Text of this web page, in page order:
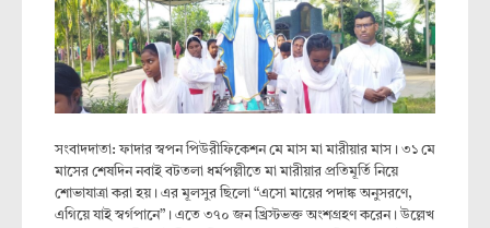
সংবাদদাতা: ফাদার স্বপন পিউরীফিকেশন মে মাস মা মারীয়ার মাস। ৩১ মে
মাসের শেষদিন নবাই বটতলা ধর্মপল্লীতে মা মারীয়ার প্রতিমূর্তি নিয়ে
শোভাযাত্রা করা হয়। এর মূলসুর ছিলো “এসো মায়ের পদাঙ্ক অনুসরণে,
এগিয়ে যাই স্বর্গপানে”। এতে ৩৭০ জন খ্রিস্টভক্ত অংশগ্রহণ করেন। উল্লেখ